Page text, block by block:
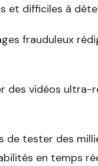
et difficiles à
frauduleux
des vidéos ultra-
de tester des
en temps